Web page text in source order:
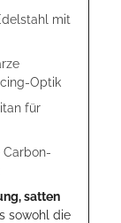
mit
Optik
für
Carbon-
satten
sowohl die